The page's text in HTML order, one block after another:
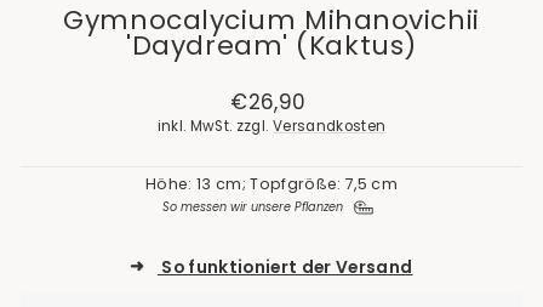
Gymnocalycium Mihanovichii
'Daydream' (Kaktus)
Normaler
Preis
€26,90
inkl. MwSt. zzgl. Versandkosten
Höhe: 13 cm; Topfgröße: 7,5 cm
So messen wir unsere Pflanzen
➜ So funktioniert der Versand